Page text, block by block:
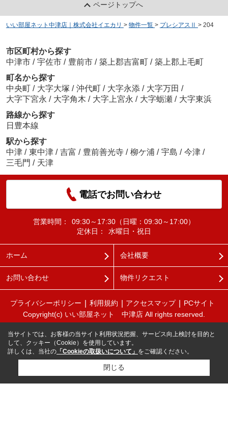
ページトップへ
いい部屋ネット中津店｜株式会社イエカリ > 物件一覧 > プレシアスⅡ > 204
市区町村から探す
中津市 / 宇佐市 / 豊前市 / 築上郡吉富町 / 築上郡上毛町
町名から探す
中央町 / 大字大塚 / 沖代町 / 大字永添 / 大字万田 /
大字下宮永 / 大字角木 / 大字上宮永 / 大字蛎瀬 / 大字東浜
路線から探す
日豊本線
駅から探す
中津 / 東中津 / 吉富 / 豊前善光寺 / 柳ケ浦 / 宇島 / 今津 /
三毛門 / 天津
電話でお問い合わせ
営業時間：
09:30～17:30（日曜：09:30～17:00）
定休日：
水曜日・祝日
ホーム 会社概要
お問い合わせ 物件リクエスト
プライバシーポリシー 利用規約 アクセスマップ
PCサイト
Copyright(c) いい部屋ネット 中津店 All rights reserved.
当サイトでは、お客様の当サイト利用状況把握、サービス向上検討を目的と
して、クッキー（Cookie）を使用しています。
詳しくは、当社の 「Cookieの取扱いについて」 をご確認ください。
閉じる